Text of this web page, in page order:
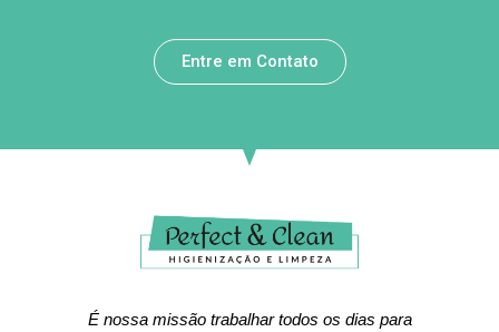
Entre em Contato
É nossa missão trabalhar todos os dias para